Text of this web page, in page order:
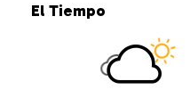
El Tiempo